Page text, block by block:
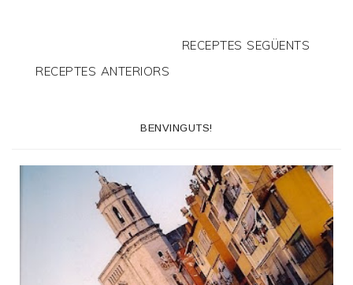
RECEPTES SEGÜENTS
RECEPTES ANTERIORS
BENVINGUTS!